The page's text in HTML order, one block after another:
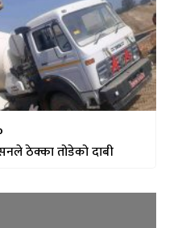
ठेक्का तोडेको दाबी